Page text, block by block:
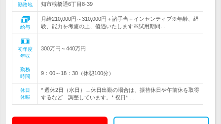
勤務地
知市桟橋通6丁目8-39
給与
月給210,000円～310,000円＋諸手当＋インセンティブ※年齢、経
験、能力を考慮の上、優遇いたします※試用期間…
初年度
年収
300万円～440万円
勤務
時間
9：00～18：30（休憩100分）
休日
休暇
* 週休2日（水日）→休日出勤の場合は、振替休日や午前休を取得
するなど 調整しています。* 祝日* …